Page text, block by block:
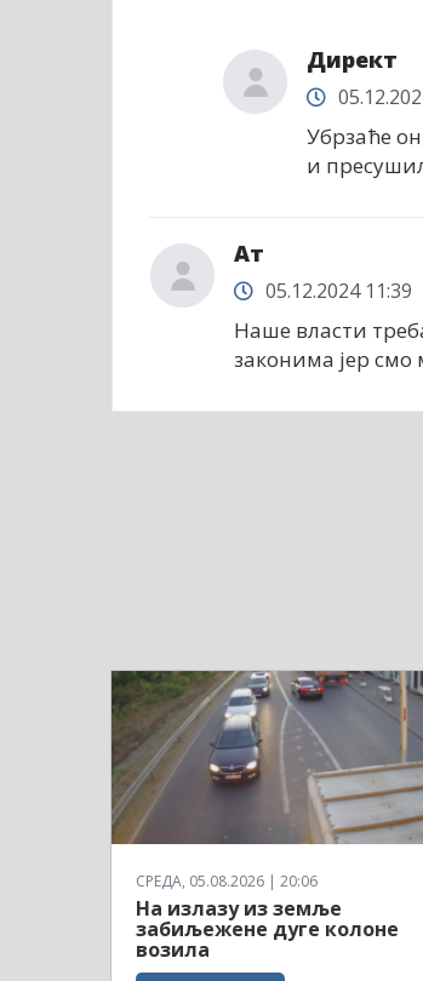
Директ
Убрзаће
и
Ат
05.12.2024 11:39
Наше власти
законима јер смо
СРЕДА, 05.08.2026 | 20:06
На излазу из земље
забиљежене дуге колоне
возила